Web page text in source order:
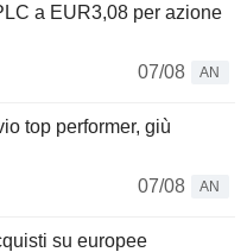
a EUR3,08 per azione
07/08
AN
top performer, giù
07/08
AN
su europee